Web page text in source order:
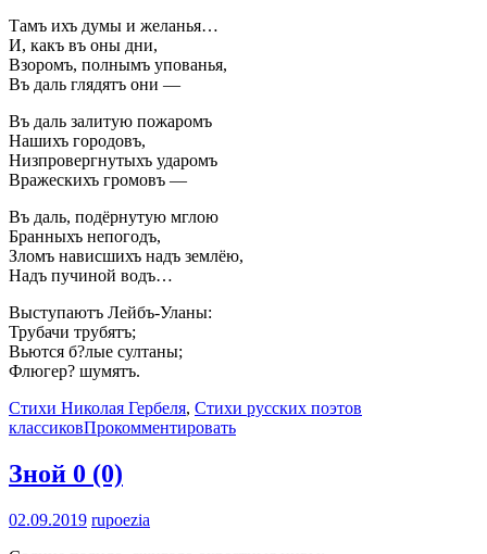
Тамъ ихъ думы и желанья…
И, какъ въ оны дни,
Взоромъ, полнымъ упованья,
Въ даль глядятъ они —
Въ даль залитую пожаромъ
Нашихъ городовъ,
Низпровергнутыхъ ударомъ
Вражескихъ громовъ —
Въ даль, подёрнутую мглою
Бранныхъ непогодъ,
Зломъ нависшихъ надъ землёю,
Надъ пучиной водъ…
Выступаютъ Лейбъ-Уланы:
Трубачи трубятъ;
Вьются б?лые султаны;
Флюгер? шумятъ.
Стихи Николая Гербеля, Стихи русских поэтов
классиковПрокомментировать
Зной 0 (0)
02.09.2019 rupoezia